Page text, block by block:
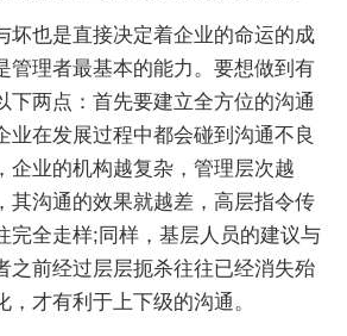
也是直接决定着企业的命运的成
管理者最基本的能力。要想做到有
下两点：首先要建立全方位的沟通
业在发展过程中都会碰到沟通不良
企业的机构越复杂，管理层次越
其沟通的效果就越差，高层指令传
完全走样;同样，基层人员的建议与
之前经过层层扼杀往往已经消失殆
，才有利于上下级的沟通。